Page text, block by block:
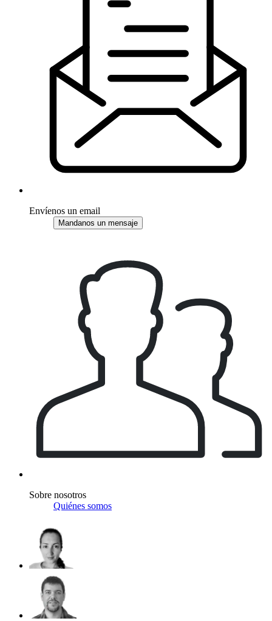
Envíenos un email
Mandanos un mensaje
Sobre nosotros
Quiénes somos